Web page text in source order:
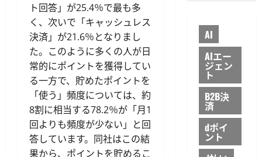
ト回答」が25.4％で最も多
く、次いで「キャッシュレス
決済」が21.6％となりまし
た。このように多くの人が日
常的にポイントを獲得してい
る一方で、貯めたポイントを
「使う」頻度については、約
8割に相当する78.2％が「月1
回よりも頻度が少ない」と回
答しています。同社はこの結
果から、ポイントを貯めるこ
AI
AIエー
ジェン
ト
B2B決
済
dポイ
ント